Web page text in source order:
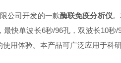
公司开发的一款酶联免疫分析仪
最快单波长6秒/96孔，双波长10
用体验。本产品可广泛应用于科